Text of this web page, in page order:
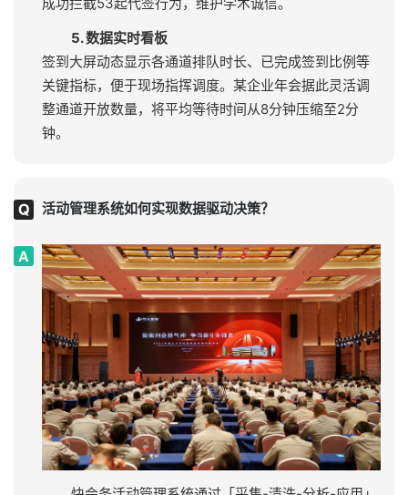
3. 离线应急机制
采用本地缓存+云端同步技术，即使网络中断也可继续签
到，数据恢复连接后自动补传。某户外音乐节在遭遇网
络故障时，依靠该机制保障3小时无间断签到。
种风控规则。某学术会议通过人脸识别+活体检测技术，
5. 数据实时看板
签到大屏动态显示各通道排队时长、已完成签到比例等
关键指标，便于现场指挥调度。某企业年会据此灵活调
整通道开放数量，将平均等待时间从8分钟压缩至2分
钟。
活动管理系统如何实现数据驱动决策？